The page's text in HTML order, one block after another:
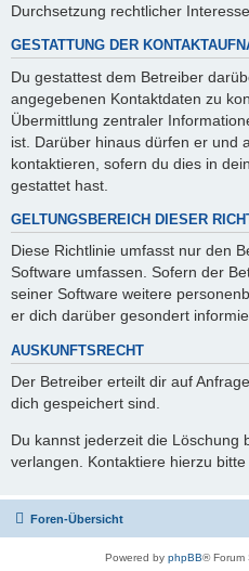
Durchsetzung rechtlicher
GESTATTUNG DER
Du gestattest dem Betreiber
angegebenen Kontaktdaten zu
Übermittlung zentraler
ist. Darüber hinaus dürfen er und
kontaktieren, sofern du dies in
gestattet hast.
GELTUNGSBEREICH DIESER
Diese Richtlinie umfasst nur den
Software umfassen. Sofern der
seiner Software weitere
er dich darüber gesondert
AUSKUNFTSRECHT
Der Betreiber erteilt dir auf
dich gespeichert sind.
Du kannst jederzeit die Löschung
verlangen. Kontaktiere hierzu
Foren-Übersicht
Powered by phpBB® Forum